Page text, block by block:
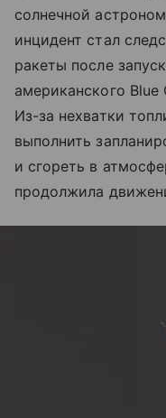
солнечной
инцидент стал
ракеты после
американского Blue
Из-за нехватки
выполнить
и сгореть в
продолжила